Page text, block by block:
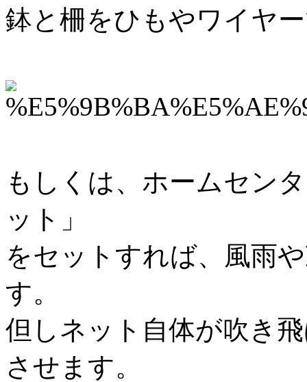
鉢と柵をひもやワイヤ
もしくは、ホームセン
ット」
をセットすれば、風雨
す。
但しネット自体が吹き
させます。